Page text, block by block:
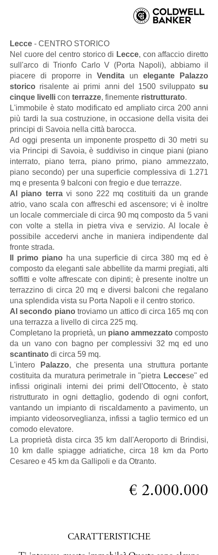
Lecce - CENTRO STORICO
Nel cuore del centro storico di Lecce, con affaccio diretto
sull'arco di Trionfo Carlo V (Porta Napoli), abbiamo il
piacere di proporre in Vendita un elegante
Palazzo
storico risalente ai primi anni del 1500 sviluppato su
cinque livelli con terrazze, finemente ristrutturato.
L'immobile è stato modificato ed ampliato circa 200 anni
più tardi la sua costruzione, in occasione della visita dei
principi di Savoia nella città barocca.
Ad oggi presenta un imponente prospetto di 30 metri su
via Principi di Savoia, è suddiviso in cinque piani (piano
interrato, piano terra, piano primo, piano ammezzato,
piano secondo) per una superficie complessiva di 1.271
mq e presenta 9 balconi con fregio e due terrazze.
Al piano terravi sono 222 mq costituiti da un grande
atrio, vano scala con affreschi ed ascensore; vi è inoltre
un locale commerciale di circa 90 mq composto da 5 vani
con volte a stella in pietra viva e servizio. Al locale è
possibile accedervi anche in maniera indipendente dal
fronte strada.
Il primo pianoha una superficie di circa 380 mq ed è
composto da eleganti sale abbellite da marmi pregiati, alti
soffitti e volte affrescate con dipinti; è presente inoltre un
terrazzino di circa 20 mq e diversi balconi che regalano
una splendida vista su Porta Napoli e il centro storico.
Al secondo pianotroviamo un attico di circa 165 mq con
una terrazza a livello di circa 225 mq.
Completano la proprietà, un piano ammezzatocomposto
da un vano con bagno per complessivi 32 mq ed uno
scantinato di circa 59 mq.
L'intero
Palazzo, che presenta una struttura portante
costituita da muratura perimetrale in "pietra Leccese" ed
infissi originali interni dei primi dell'Ottocento, è stato
ristrutturato in ogni dettaglio, godendo di ogni confort,
vantando un impianto di riscaldamento a pavimento, un
impianto videosorveglianza, infissi a taglio termico ed un
comodo elevatore.
La proprietà dista circa 35 km dall'Aeroporto di Brindisi,
10 km dalle spiagge adriatiche, circa 18 km da Porto
Cesareo e 45 km da Gallipoli e da Otranto.
€ 2.000.000
CARATTERISTICHE